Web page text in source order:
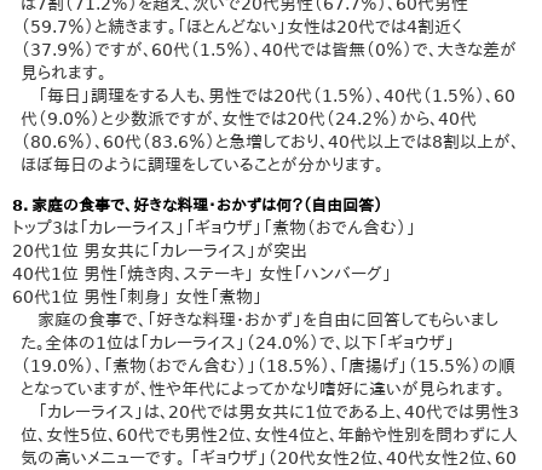
（59.7％）と続きます。「ほとんどない」女性は20代では4割近く
（37.9％）ですが、60代（1.5％）、40代では皆無（0％）で、大きな差が
見られます。
「毎日」調理をする人も、男性では20代（1.5％）、40代（1.5％）、60
代（9.0％）と少数派ですが、女性では20代（24.2％）から、40代
（80.6％）、60代（83.6％）と急増しており、40代以上では8割以上が、
ほぼ毎日のように調理をしていることが分かります。
8．家庭の食事で、好きな料理・おかずは何？（自由回答）
トップ3は「カレーライス」「ギョウザ」「煮物（おでん含む）」
20代1位 男女共に「カレーライス」が突出
40代1位 男性「焼き肉、ステーキ」 女性「ハンバーグ」
60代1位 男性「刺身」 女性「煮物」
家庭の食事で、「好きな料理・おかず」を自由に回答してもらいまし
た。全体の1位は「カレーライス」（24.0％）で、以下「ギョウザ」
（19.0％）、「煮物（おでん含む）」（18.5％）、「唐揚げ」（15.5％）の順
となっていますが、性や年代によってかなり嗜好に違いが見られます。
「カレーライス」は、20代では男女共に1位である上、40代では男性3
位、女性5位、60代でも男性2位、女性4位と、年齢や性別を問わずに人
気の高いメニューです。 「ギョウザ」（20代女性2位、40代女性2位、60